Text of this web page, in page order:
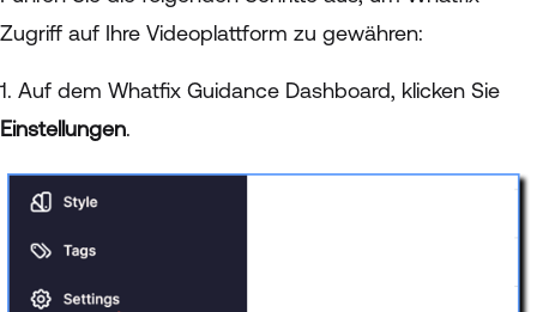
Zugriff auf Ihre Videoplattform zu gewähren:
1. Auf dem Whatfix Guidance Dashboard, klicken Sie
Einstellungen.